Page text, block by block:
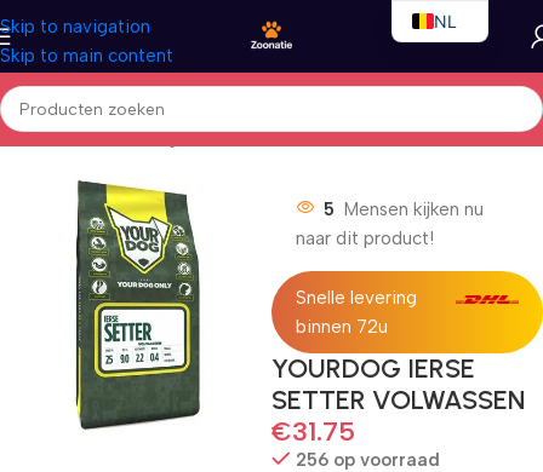
Skip to navigation
Skip to main content
Home/Honden/Droogvoer
5 Mensen kijken nu
naar dit product!
Snelle levering
binnen 72u
YOURDOG IERSE
SETTER VOLWASSEN
€31.75
256 op voorraad
NL